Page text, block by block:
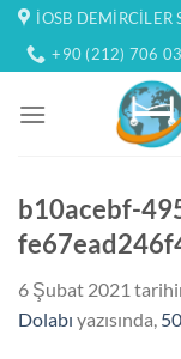
İçeriğe
atla
İOSB DEMIRCILER
+90 (212) 706
b10acebf-
6 Şubat 2021
Dolabı yazısında,